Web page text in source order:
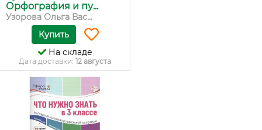
Орфография и пу...
Узорова Ольга Вас...
Купить
На складе
Дата доставки: 12 августа